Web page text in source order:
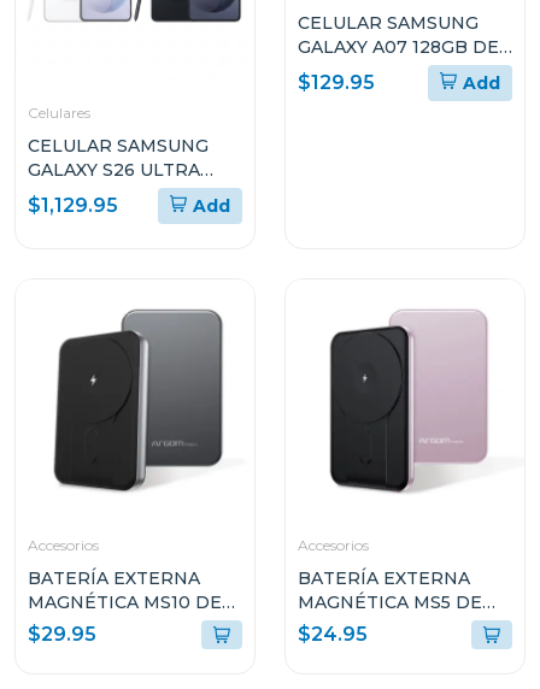
Celulares
CELULAR SAMSUNG
GALAXY S26 ULTRA
CON 12GB DE RAM Y Y
512GB DE
$1,129.95 Add
CELULAR SAMSUNG
GALAXY A07 128GB DE
ALMACENAMIENTO Y
4GB DE RAM SMA075M
$129.95 Add
Accesorios
BATERÍA EXTERNA
MAGNÉTICA MS10 DE
1000MAH DE
ALUMINIO ARGPB1162
$29.95
Accesorios
BATERÍA EXTERNA
MAGNÉTICA MS5 DE
5000MAH DE
ALUMINIO ROSA
$24.95